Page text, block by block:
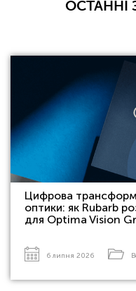
ОСТАННІ
Цифрова
оптики: як Rubarb
для Optima Vision
6 липня 2026